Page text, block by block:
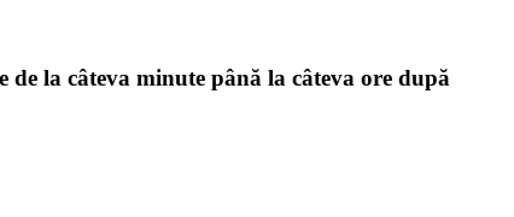
la câteva minute până la câteva ore după